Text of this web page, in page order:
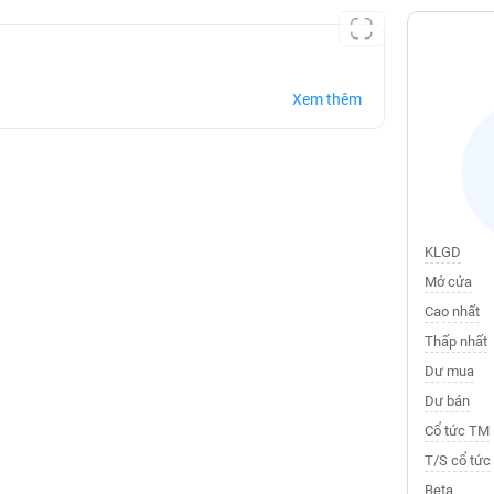
Xem thêm
KLGD
Mở cửa
Cao nhất
Thấp nhất
Dư mua
Dư bán
Cổ tức TM
T/S cổ tức
Beta